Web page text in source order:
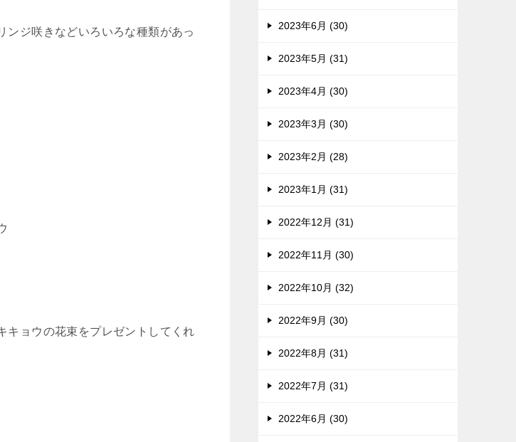
ンジ咲きなどいろいろな種類があっ
キョウの花束をプレゼントしてくれ
2023年6月 (30)
2023年5月 (31)
2023年4月 (30)
2023年3月 (30)
2023年2月 (28)
2023年1月 (31)
2022年12月 (31)
2022年11月 (30)
2022年10月 (32)
2022年9月 (30)
2022年8月 (31)
2022年7月 (31)
2022年6月 (30)